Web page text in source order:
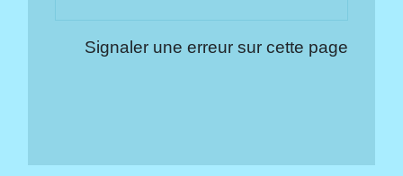
Signaler une erreur sur cette page